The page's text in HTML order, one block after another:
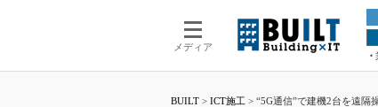
メディア
BUILT > ICT施工 > “5G通信”で建機2台を遠隔